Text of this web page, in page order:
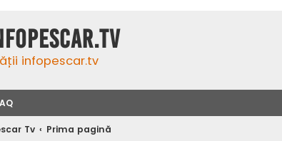
infopescar.tv
Tv Prima pagină